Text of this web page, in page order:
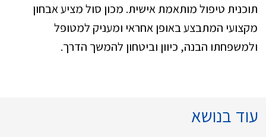
תוכנית טיפול מותאמת אישית. מכון סול מציע אבחון
מקצועי המתבצע באופן אחראי ומעניק למטופל
ולמשפחתו הבנה, כיוון וביטחון להמשך הדרך.
עוד בנושא